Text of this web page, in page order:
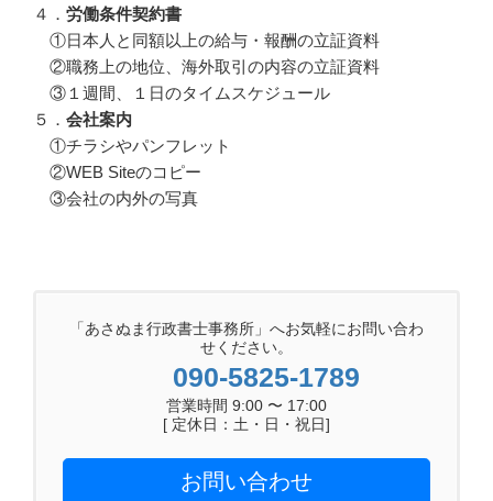
４． 労働条件契約書
①日本人と同額以上の給与・報酬の立証資料
②職務上の地位、海外取引の内容の立証資料
③１週間、１日のタイムスケジュール
５． 会社案内
①チラシやパンフレット
②WEB Siteのコピー
③会社の内外の写真
「あさぬま行政書士事務所」へお気軽にお問い合わ
せください。
090-5825-1789
営業時間 9:00 〜 17:00
[ 定休日：土・日・祝日]
お問い合わせ